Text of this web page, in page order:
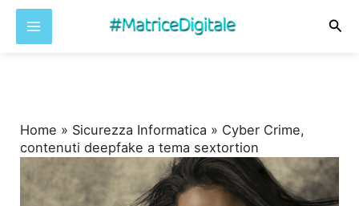
Home » Sicurezza Informatica » Cyber Crime,
contenuti deepfake a tema sextortion